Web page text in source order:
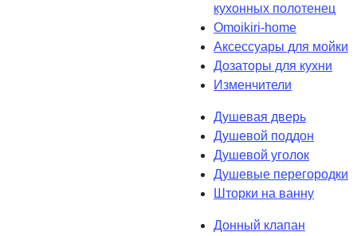
кухонных полотенец
Omoikiri-home
Аксессуары для мойки
Дозаторы для кухни
Изменчители
Душевая дверь
Душевой поддон
Душевой уголок
Душевые перегородки
Шторки на ванну
Донный клапан